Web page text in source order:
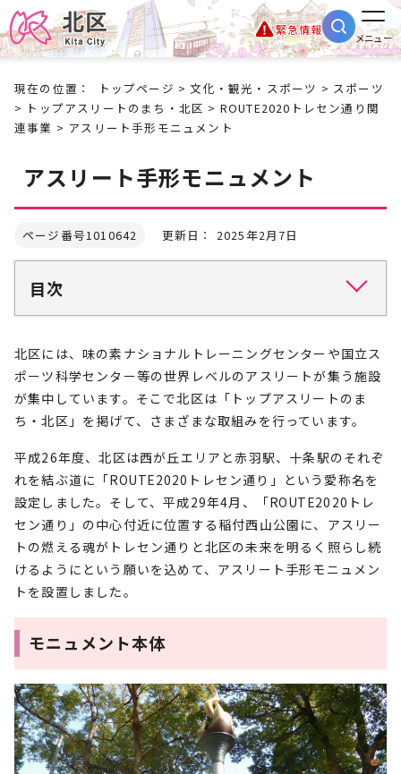
緊急情報
メニュー
現在の位置： トップページ >文化・観光・スポーツ > スポーツ
> トップアスリートのまち・北区 > ROUTE2020トレセン通り関
連事業 > アスリート手形モニュメント
アスリート手形モニュメント
ページ番号1010642 更新日： 2025年2月7日
目次
北区には、味の素ナショナルトレーニングセンターや国立ス
ポーツ科学センター等の世界レベルのアスリートが集う施設
が集中しています。そこで北区は「トップアスリートのま
ち・北区」を掲げて、さまざまな取組みを行っています。
平成26年度、北区は西が丘エリアと赤羽駅、十条駅のそれぞ
れを結ぶ道に「ROUTE2020トレセン通り」という愛称名を
設定しました。そして、平成29年4月、「ROUTE2020トレ
セン通り」の中心付近に位置する稲付西山公園に、アスリー
トの燃える魂がトレセン通りと北区の未来を明るく照らし続
けるようにという願いを込めて、アスリート手形モニュメン
トを設置しました。
モニュメント本体